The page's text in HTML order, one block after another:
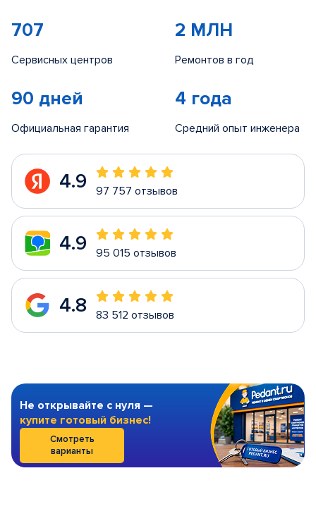
707
Сервисных центров
2 МЛН
Ремонтов в год
90 дней
Официальная гарантия
4 года
Средний опыт инженера
4.9 97 757 отзывов
4.9 95 015 отзывов
4.8 83 512 отзывов
Не открывайте с нуля —
купите готовый бизнес!
Смотреть
варианты